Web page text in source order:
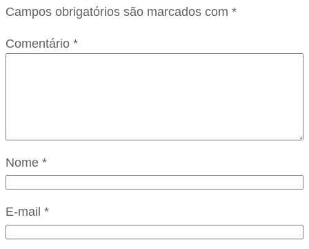
Campos obrigatórios são marcados com *
Comentário *
Nome *
E-mail *